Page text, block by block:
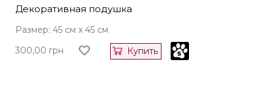
Декоративная подушка
Размер: 45 см x 45 см
300,00 грн Купить